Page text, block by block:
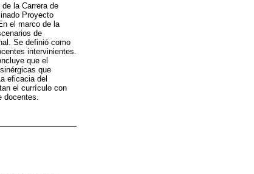
la Carrera de
Proyecto
el marco de la
de
Se definió como
intervinientes.
que el
que
eficacia del
el currículo con